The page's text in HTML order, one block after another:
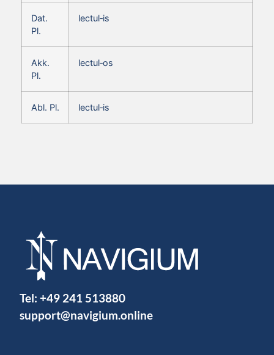
Dat.
Pl.
lectul‑is
Akk.
Pl.
lectul‑os
Abl. Pl. lectul‑is
Tel: +49 241 513880
support@navigium.online